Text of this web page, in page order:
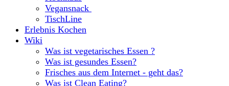
Vegansnack
TischLine
Erlebnis Kochen
Wiki
Was ist vegetarisches Essen ?
Was ist gesundes Essen?
Frisches aus dem Internet - geht das?
Was ist Clean Eating?